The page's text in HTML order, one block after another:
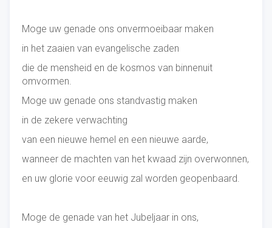
Moge uw genade ons onvermoeibaar maken
in het zaaien van evangelische zaden
die de mensheid en de kosmos van binnenuit
omvormen.
Moge uw genade ons standvastig maken
in de zekere verwachting
van een nieuwe hemel en een nieuwe aarde,
wanneer de machten van het kwaad zijn overwonnen,
en uw glorie voor eeuwig zal worden geopenbaard.
Moge de genade van het Jubeljaar in ons,